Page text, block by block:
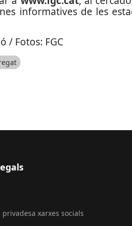
informatives de les
/ Fotos: FGC
S’aprova millores en el
privadesa xarxes socials